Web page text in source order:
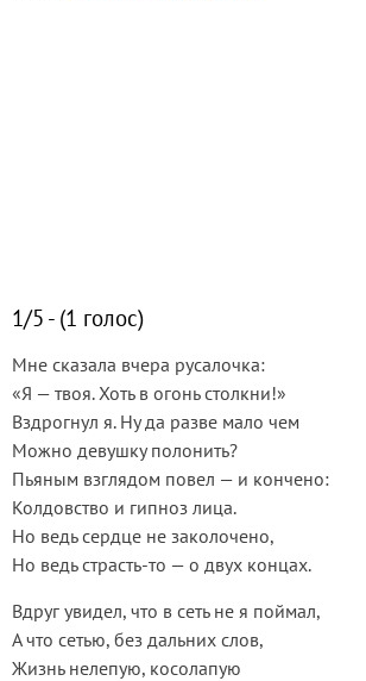
1/5 - (1 голос)
Мне сказала вчера русалочка:
«Я — твоя. Хоть в огонь столкни!»
Вздрогнул я. Ну да разве мало чем
Можно девушку полонить?
Пьяным взглядом повел — и кончено:
Колдовство и гипноз лица.
Но ведь сердце не заколочено,
Но ведь страсть-то — о двух концах.
Вдруг увидел, что в сеть не я поймал,
А что сетью, без дальних слов,
Жизнь нелепую, косолапую